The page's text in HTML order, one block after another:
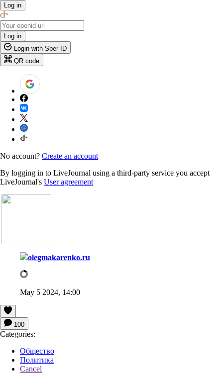
Log in
Log in
Login with Sber ID
QR code
No account? Create an account
By logging in to LiveJournal using a third-party service you accept
LiveJournal's User agreement
olegmakarenko.ru
May 5 2024, 14:00
100
Categories:
Общество
Политика
Cancel